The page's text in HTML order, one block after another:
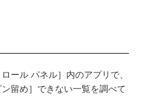
ール パネル］内のアプリで、
留め］できない一覧を調べて